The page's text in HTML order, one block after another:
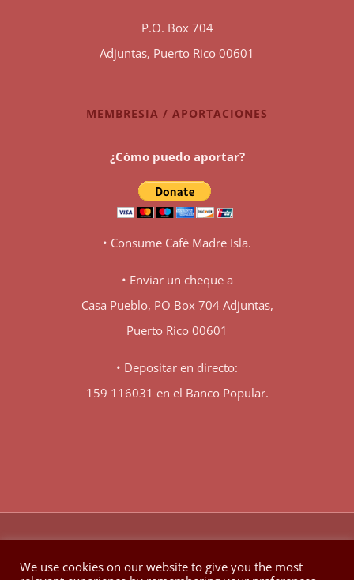
P.O. Box 704
Adjuntas, Puerto Rico 00601
MEMBRESIA / APORTACIONES
¿Cómo puedo aportar?
• Consume Café Madre Isla.
• Enviar un cheque a
Casa Pueblo, PO Box 704 Adjuntas,
Puerto Rico 00601
• Depositar en directo:
159 116031 en el Banco Popular.
We use cookies on our website to give you the most